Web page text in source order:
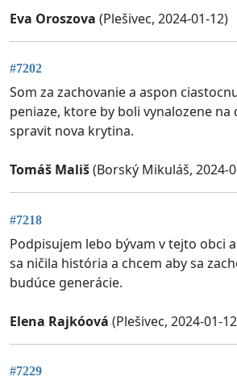
Eva Oroszova (Plešivec, 2024-01-12)
#7202
Som za zachovanie a aspon
peniaze, ktore by boli vynalozene na
spravit nova krytina.
Tomáš Mališ(Borský Mikuláš, 2024-
#7218
Podpisujem lebo bývam v tejto obci
sa ničila história a chcem aby sa
budúce generácie.
Elena Rajkóová (Plešivec, 2024-01-
#7229